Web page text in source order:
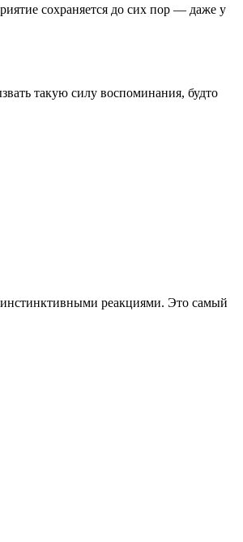
сохраняется до сих пор — даже у
такую силу воспоминания, будто
реакциями. Это самый